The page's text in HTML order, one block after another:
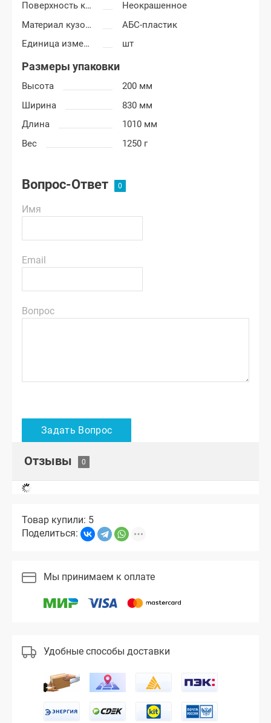
Поверхность крыла
Неокрашенное
Материал кузовных деталей
АБС-пластик
Единица измерения
шт
Размеры упаковки
Высота
200 мм
Ширина
830 мм
Длина
1010 мм
Вес
1250 г
Вопрос-Ответ
Имя
Email
Вопрос
Отзывы
Товар купили: 5
Поделиться:
Мы принимаем к оплате
Удобные способы доставки